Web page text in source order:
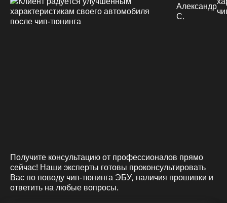
Александр
С.
Получите консультацию от профессионалов прямо
сейчас! Наши эксперты готовы проконсультировать
Вас по поводу чип-тюнинга ЭБУ, наличия прошивки и
ответить на любые вопросы.